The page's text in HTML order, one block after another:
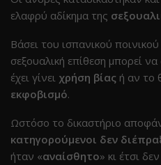
ελαφρύ αδίκημα της
Βάσει του ισπανικού
σεξουαλική επίθεση μπορεί
έχει γίνει χρήση βίας ή αν το
εκφοβισμό.
Ωστόσο το δικαστήριο
κατηγορούμενοι δεν
ήταν «αναίσθητο» κι έτσι